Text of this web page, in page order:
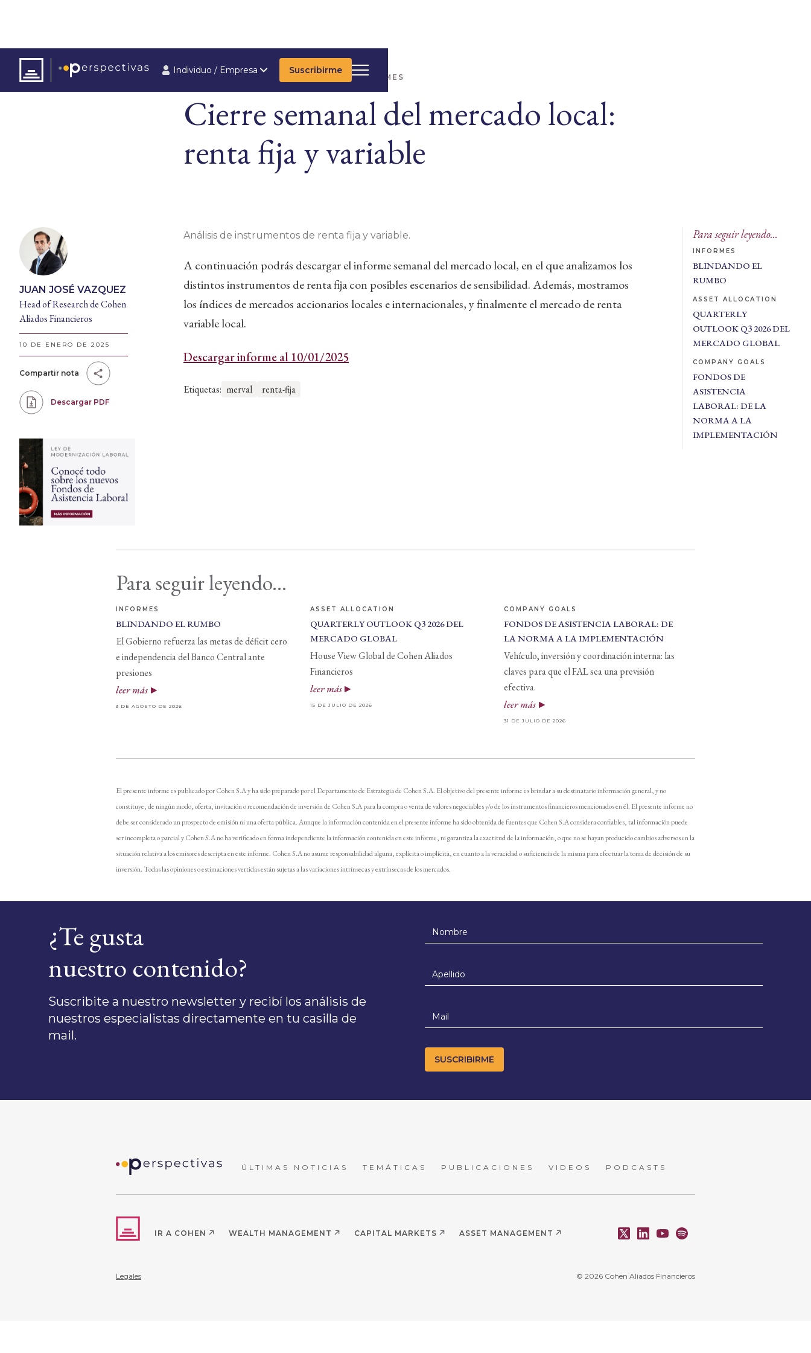
Individuo / Empresa Suscribirme
ARTÍCULOS INFORMES
Cierre semanal del mercado local:
renta fija y variable
JUAN JOSÉ VAZQUEZ
Head of Research de Cohen
Aliados Financieros
10 DE ENERO DE 2025
Compartir nota
Descargar PDF
Análisis de instrumentos de renta fija y variable.
A continuación podrás descargar el informe semanal del mercado local, en el que analizamos los
distintos instrumentos de renta fija con posibles escenarios de sensibilidad. Además, mostramos
los índices de mercados accionarios locales e internacionales, y finalmente el mercado de renta
variable local.
Descargar informe al 10/01/2025
Etiquetas: merval renta-fija
Para seguir leyendo...
INFORMES
BLINDANDO EL
RUMBO
ASSET ALLOCATION
QUARTERLY
OUTLOOK Q3 2026 DEL
MERCADO GLOBAL
COMPANY GOALS
FONDOS DE
ASISTENCIA
LABORAL: DE LA
NORMA A LA
IMPLEMENTACIÓN
Para seguir leyendo...
INFORMES
BLINDANDO EL RUMBO
El Gobierno refuerza las metas de déficit cero
e independencia del Banco Central ante
presiones
leer más
3 DE AGOSTO DE 2026
ASSET ALLOCATION
QUARTERLY OUTLOOK Q3 2026 DEL
MERCADO GLOBAL
House View Global de Cohen Aliados
Financieros
leer más
15 DE JULIO DE 2026
COMPANY GOALS
FONDOS DE ASISTENCIA LABORAL: DE
LA NORMA A LA IMPLEMENTACIÓN
Vehículo, inversión y coordinación interna: las
claves para que el FAL sea una previsión
efectiva.
leer más
31 DE JULIO DE 2026
El presente informe es publicado por Cohen S.A y ha sido preparado por el Departamento de Estrategia de Cohen S.A. El objetivo del presente informe es brindar a su destinatario información general, y no
constituye, de ningún modo, oferta, invitación o recomendación de inversión de Cohen S.A para la compra o venta de valores negociables y/o de los instrumentos financieros mencionados en él. El presente informe no
debe ser considerado un prospecto de emisión ni una oferta pública. Aunque la información contenida en el presente informe ha sido obtenida de fuentes que Cohen S.A considera confiables, tal información puede
ser incompleta o parcial y Cohen S.A no ha verificado en forma independiente la información contenida en este informe, ni garantiza la exactitud de la información, o que no se hayan producido cambios adversos en la
situación relativa a los emisores descripta en este informe. Cohen S.A no asume responsabilidad alguna, explícita o implícita, en cuanto a la veracidad o suficiencia de la misma para efectuar la toma de decisión de su
inversión. Todas las opiniones o estimaciones vertidas están sujetas a las variaciones intrínsecas y extrínsecas de los mercados.
¿Te gusta
nuestro contenido?
Suscribite a nuestro newsletter y recibí los análisis de
nuestros especialistas directamente en tu casilla de
mail.
ÚLTIMAS NOTICIAS TEMÁTICAS PUBLICACIONES VIDEOS PODCASTS
IR A COHEN WEALTH MANAGEMENT CAPITAL MARKETS ASSET MANAGEMENT
Legales © 2026 Cohen Aliados Financieros